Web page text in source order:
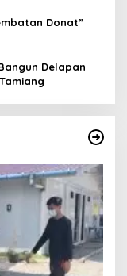
Donat”
Delapan